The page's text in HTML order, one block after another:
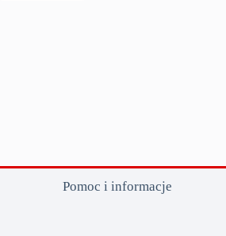
Pomoc i informacje